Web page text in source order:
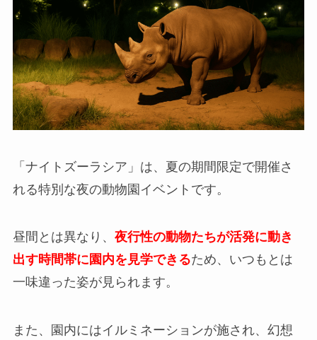
「ナイトズーラシア」は、夏の期間限定で開催さ
れる特別な夜の動物園イベントです。
昼間とは異なり、 夜行性の動物たちが活発に動き
出す時間帯に園内を見学できるため、いつもとは
一味違った姿が見られます。
また、園内にはイルミネーションが施され、幻想